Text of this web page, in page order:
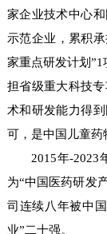
家企业技术中心
示范企业， 累积
家重点研发计划
担省级重大科技
术和研发能力得
可，是中国儿童药
2015年-2023
为“中国医药研发
司连续八年被中
业”二十强。